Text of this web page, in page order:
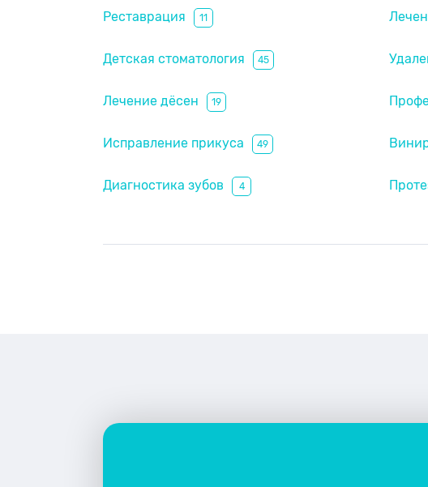
Реставрация 11
Детская стоматология 45
Лечение дёсен 19
Исправление прикуса 49
Диагностика зубов 4